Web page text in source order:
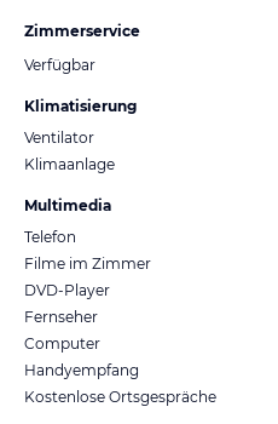
Zimmerservice
Verfügbar
Klimatisierung
Ventilator
Klimaanlage
Multimedia
Telefon
Filme im Zimmer
DVD-Player
Fernseher
Computer
Handyempfang
Kostenlose Ortsgespräche